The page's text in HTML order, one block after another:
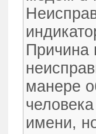
Причина
манере
имени,